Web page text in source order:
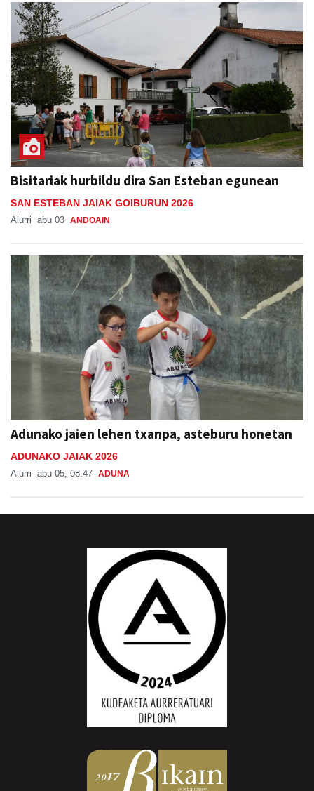
Bisitariak hurbildu dira San Esteban egunean
SAN ESTEBAN JAIAK GOIBURUN 2026
Aiurri abu 03 ANDOAIN
Adunako jaien lehen txanpa, asteburu honetan
ADUNAKO JAIAK 2026
Aiurri abu 05, 08:47 ADUNA